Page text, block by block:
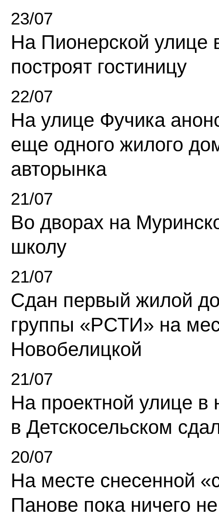
23/07
На Пионерской улице
построят гостиницу
22/07
На улице Фучика
еще одного жилого
авторынка
21/07
Во дворах на
школу
21/07
Сдан первый жилой
группы «РСТИ» на
Новобелицкой
21/07
На проектной улице
в Детскосельском
20/07
На месте снесенной
Панове пока ничего